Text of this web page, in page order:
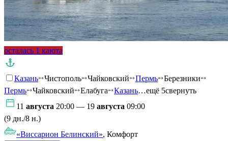
осталась 1 каюта
Казань Чистополь Чайковский Пермь
Березники
Пермь
Чайковский Елабуга Казань…ещё 5свернуть
11 августа 20:00 — 19 августа 09:00
(9 дн./8 н.)
«Виссарион Белинский», Комфорт